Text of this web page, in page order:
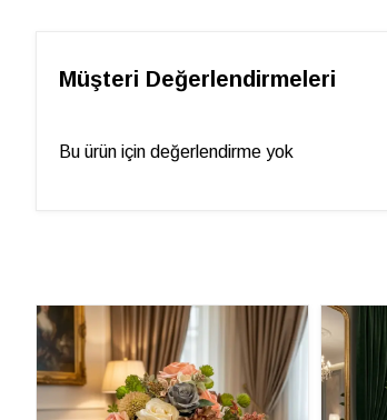
Müşteri Değerlendirmeleri
Bu ürün için değerlendirme yok